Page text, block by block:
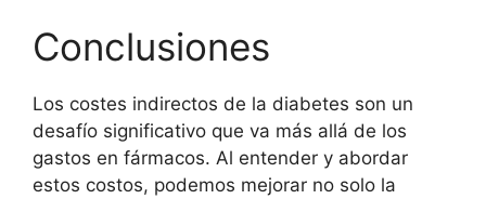
Conclusiones
Los costes indirectos de la diabetes son un
desafío significativo que va más allá de los
gastos en fármacos. Al entender y abordar
estos costos, podemos mejorar no solo la